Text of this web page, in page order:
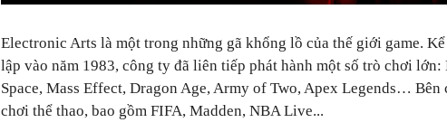
Electronic Arts là một trong những gã khổng lồ của thế giới game.
lập vào năm 1983, công ty đã liên tiếp phát hành một số trò chơi
Space, Mass Effect, Dragon Age, Army of Two, Apex Legends… Bên
chơi thể thao, bao gồm FIFA, Madden, NBA Live...